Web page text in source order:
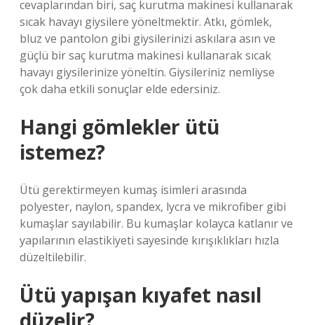
cevaplarından biri, saç kurutma makinesi kullanarak
sıcak havayı giysilere yöneltmektir. Atkı, gömlek,
bluz ve pantolon gibi giysilerinizi askılara asın ve
güçlü bir saç kurutma makinesi kullanarak sıcak
havayı giysilerinize yöneltin. Giysileriniz nemliyse
çok daha etkili sonuçlar elde edersiniz.
Hangi gömlekler ütü
istemez?
Ütü gerektirmeyen kumaş isimleri arasında
polyester, naylon, spandex, lycra ve mikrofiber gibi
kumaşlar sayılabilir. Bu kumaşlar kolayca katlanır ve
yapılarının elastikiyeti sayesinde kırışıklıkları hızla
düzeltilebilir.
Ütü yapışan kıyafet nasıl